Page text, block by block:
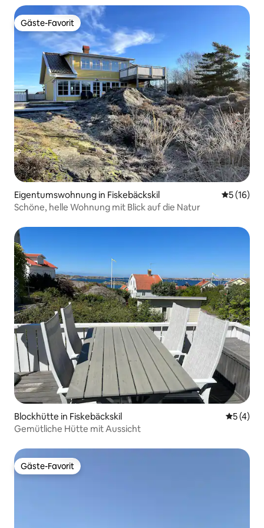
Gäste-Favorit
Gäste-Favorit
Eigentumswohnung in Fiskebäckskil
5 (16)
Schöne, helle Wohnung mit Blick auf die Natur
Blockhütte in Fiskebäckskil
5 (4)
Gemütliche Hütte mit Aussicht
Gäste-Favorit
Gäste-Favorit